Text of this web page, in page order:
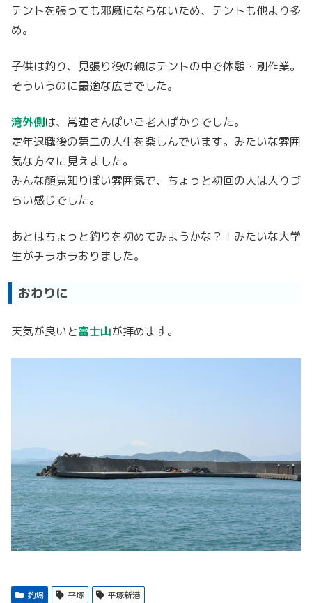
テントを張っても邪魔にならないため、テントも他より多
め。
子供は釣り、見張り役の親はテントの中で休憩・別作業。
そういうのに最適な広さでした。
湾外側は、常連さんぽいご老人ばかりでした。
定年退職後の第二の人生を楽しんでいます。みたいな雰囲
気な方々に見えました。
みんな顔見知りぽい雰囲気で、ちょっと初回の人は入りづ
らい感じでした。
あとはちょっと釣りを初めてみようかな？！みたいな大学
生がチラホラおりました。
おわりに
天気が良いと富士山が拝めます。
釣場 平塚 平塚新港